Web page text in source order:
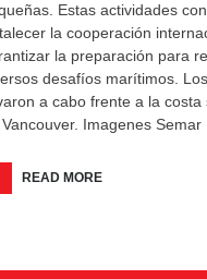
Estas actividades
la cooperación
la preparación para
desafíos marítimos.
a cabo frente a la costa
Imagenes Semar
READ MORE